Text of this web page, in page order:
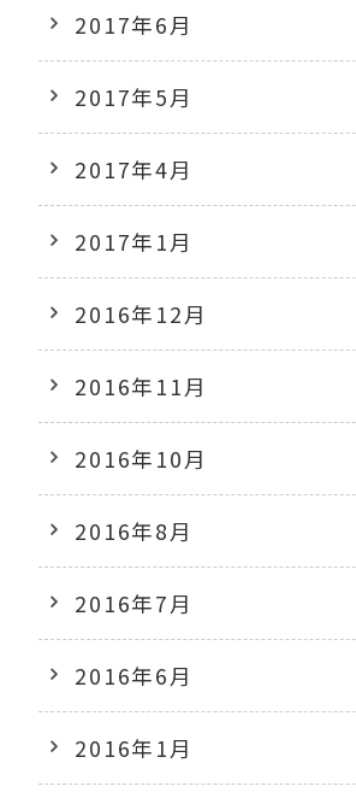
2017年6月
2017年5月
2017年4月
2017年1月
2016年12月
2016年11月
2016年10月
2016年8月
2016年7月
2016年6月
2016年1月